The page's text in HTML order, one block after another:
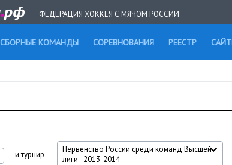
ФЕДЕРАЦИЯ ХОККЕЯ С МЯЧОМ РОССИИ
СБОРНЫЕ КОМАНДЫ СОРЕВНОВАНИЯ РЕЕСТР
и турнир
Первенство России среди команд Высшей
лиги - 2013-2014